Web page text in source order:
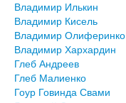
Владимир Илькин
Владимир Кисель
Владимир Олиферинко
Владимир Хархардин
Глеб Андреев
Глеб Малиенко
Гоур Говинда Свами